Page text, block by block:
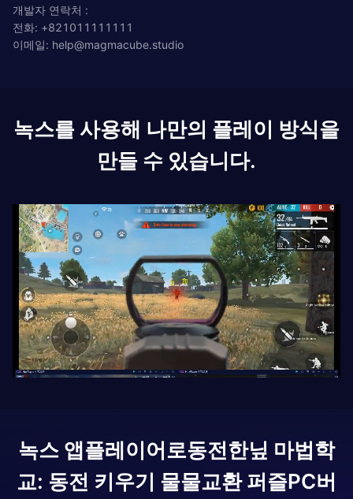
개발자 연락처 :
전화: +821011111111
이메일: help@magmacube.studio
녹스를 사용해 나만의 플레이 방식을
만들 수 있습니다.
녹스 앱플레이어로동전한닢 마법학
교: 동전 키우기 물물교환 퍼즐PC버